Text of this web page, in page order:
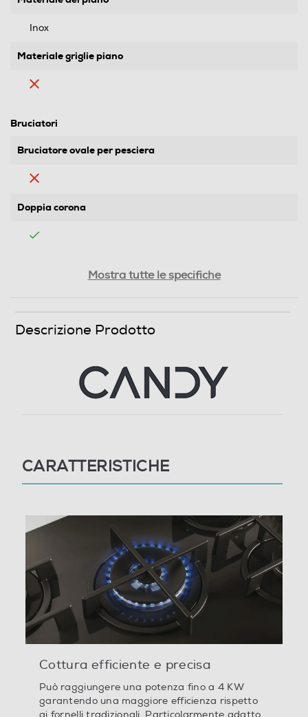
Inox
Materiale griglie piano
Bruciatori
Bruciatore ovale per pesciera
Doppia corona
Numero totale di fuochi
5
Tipo di accensione
Elettronica nelle manopole
Controlli a manopole
Controlli digitali
Protezione uso accidentale
Mostra tutte le specifiche
Descrizione Prodotto
CARATTERISTICHE
Cottura efficiente e precisa
Può raggiungere una potenza fino a 4 KW
garantendo una maggiore efficienza rispetto ai